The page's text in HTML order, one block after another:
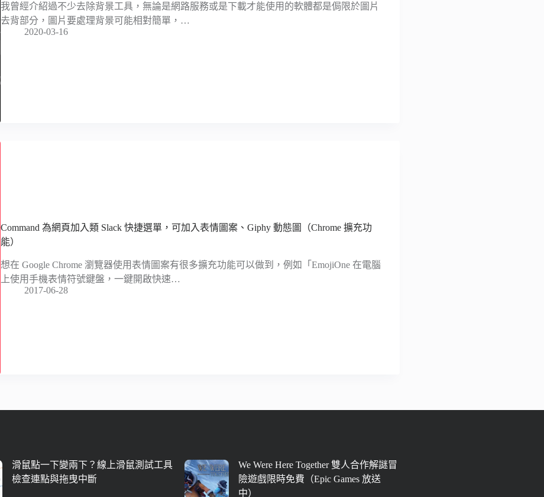
我曾經介紹過不少去除背景工具，無論是網路服務或是下載才能使用的軟體都是侷限於圖片
去背部分，圖片要處理背景可能相對簡單，…
2020-03-16
Command 為網頁加入類 Slack 快捷選單，可加入表情圖案、Giphy 動態圖（Chrome 擴充功
能）
想在 Google Chrome 瀏覽器使用表情圖案有很多擴充功能可以做到，例如「EmojiOne 在電腦
上使用手機表情符號鍵盤，一鍵開啟快速…
2017-06-28
滑鼠點一下變兩下？線上滑鼠測試工具
檢查連點與拖曳中斷
We Were Here Together 雙人合作解謎冒
險遊戲限時免費（Epic Games 放送
中）